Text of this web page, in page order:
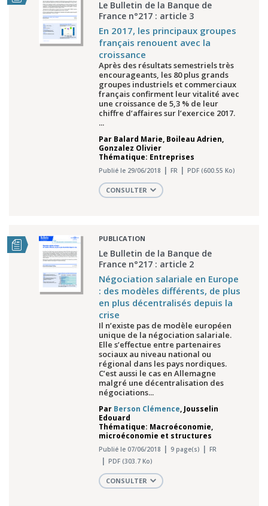
Le Bulletin de la Banque de
France n°217 : article 3
En 2017, les principaux groupes
français renouent avec la
croissance
Après des résultats semestriels très
encourageants, les 80 plus grands
groupes industriels et commerciaux
français confirment leur vitalité avec
une croissance de 5,3 % de leur
chiffre d’affaires sur l’exercice 2017.
...
Par Balard Marie, Boileau Adrien,
Gonzalez Olivier
Thématique: Entreprises
Publié le 29/06/2018 FR PDF (600.55 Ko)
CONSULTER
PUBLICATION
Le Bulletin de la Banque de
France n°217 : article 2
Négociation salariale en Europe
: des modèles différents, de plus
en plus décentralisés depuis la
crise
Il n’existe pas de modèle européen
unique de la négociation salariale.
Elle s’effectue entre partenaires
sociaux au niveau national ou
régional dans les pays nordiques.
C’est aussi le cas en Allemagne
malgré une décentralisation des
négociations...
Par Berson Clémence, Jousselin
Edouard
Thématique: Macroéconomie,
microéconomie et structures
Publié le 07/06/2018 9 page(s)
FR
PDF (303.7 Ko)
CONSULTER